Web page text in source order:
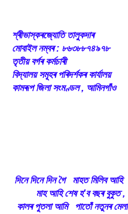
শ্ৰীভাস্কৰজ্যোতি তালুকদাৰ
মোবাইল নম্বৰ : ৮৬৩৮৮৭৪৯৭৮
তৃতীয় বৰ্গৰ কৰ্মচাৰী
বিদ্যালয় সমূহৰ পৰিদৰ্শকৰ কাৰ্যালয়
কামৰূপ জিলা সংমণ্ডল , আমিনগাঁও
দিনে দিনে দিন গৈ মাহত মিলিব আহি
মাহ আহি শেষ হ'ব বছৰ বুকুত ,
কালৰ পুতলা আমি পাতোঁ নতুনৰ মেলা